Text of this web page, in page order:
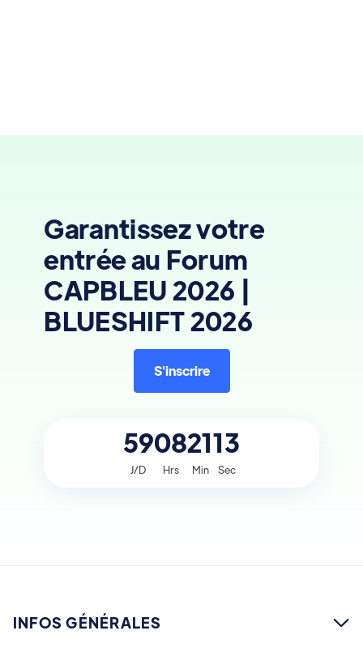
Garantissez votre
entrée au Forum
CAPBLEU 2026 |
BLUESHIFT 2026
S'inscrire
59
J/D
08
Hrs
21
Min
13
Sec
INFOS GÉNÉRALES 